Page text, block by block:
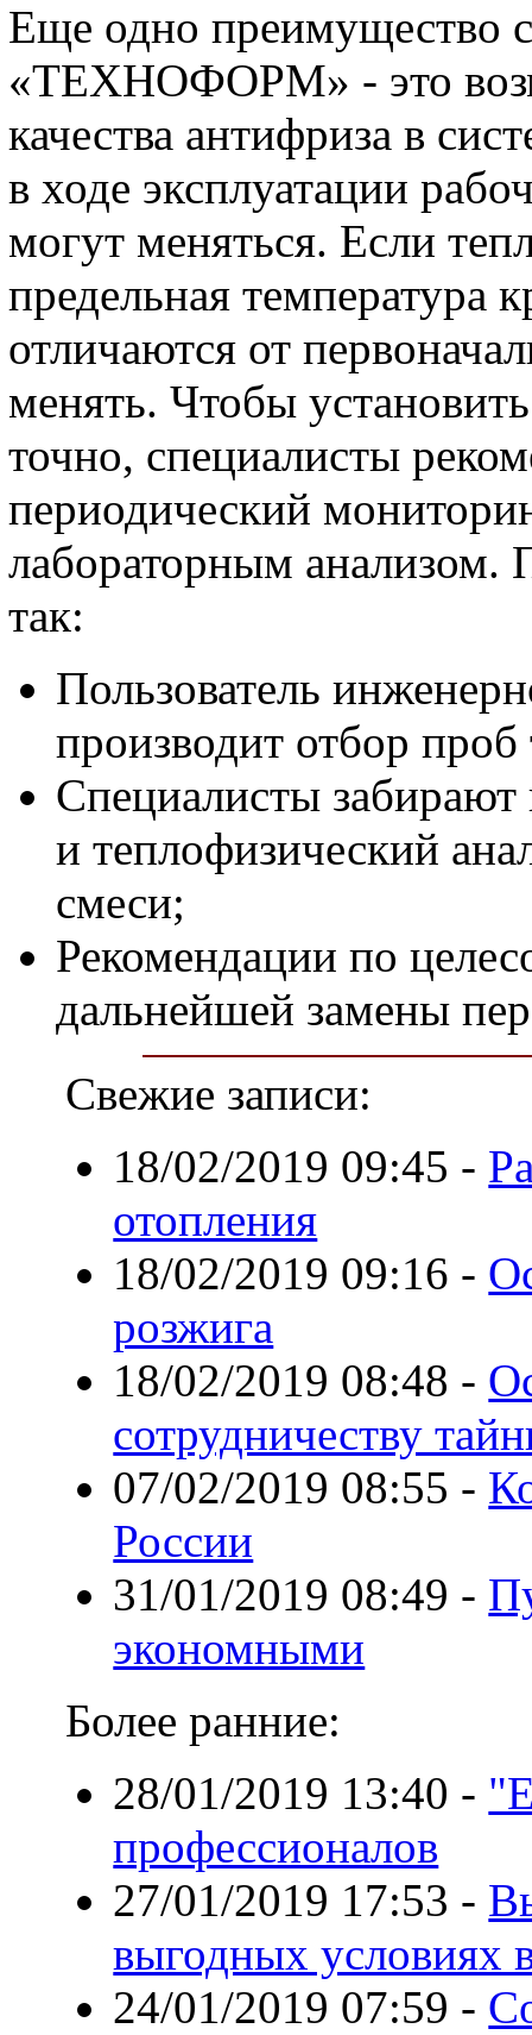
Еще одно преимущество
«ТЕХНОФОРМ» - это
качества антифриза в
в ходе эксплуатации
могут меняться. Если
предельная температура
отличаются от
менять. Чтобы
точно, специалисты
периодический
лабораторным анализом.
так:
Пользователь
производит отбор
Специалисты
и теплофизический
смеси;
Рекомендации по
дальнейшей замены
Свежие записи:
18/02/2019 09:45 -
отопления
18/02/2019 09:16 -
розжига
18/02/2019 08:48 -
сотрудничеству
07/02/2019 08:55 -
России
31/01/2019 08:49 -
экономными
Более ранние:
28/01/2019 13:40 -
профессионалов
27/01/2019 17:53 -
выгодных условиях
24/01/2019 07:59 -